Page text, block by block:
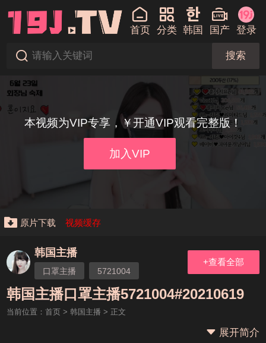
首页 分类 韩国 国产 登录
搜索
本视频为VIP专享，￥开通VIP观看完整版！
加入VIP
原片下载 视频缓存
韩国主播
口罩主播 5721004
+查看全部
韩国主播口罩主播5721004#20210619
当前位置： 首页> 韩国主播 > 正文
展开简介
本站大事件(19j网站发展历程)